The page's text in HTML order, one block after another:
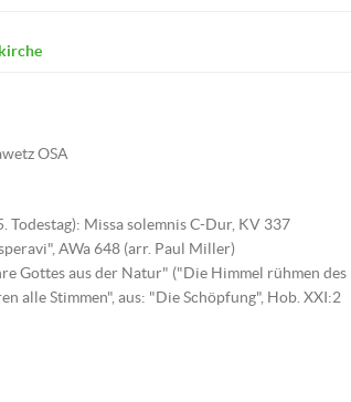
OSA
Missa solemnis C-Dur, KV 337
AWa 648 (arr. Paul Miller)
Gottes aus der Natur" ("Die Himmel rühmen des
alle Stimmen", aus: "Die Schöpfung", Hob. XXI:2